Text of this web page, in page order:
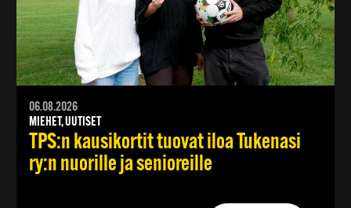
06.08.2026
MIEHET, UUTISET
TPS:n kausikortit tuovat iloa Tukenasi
ry:n nuorille ja senioreille